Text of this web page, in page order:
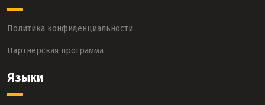
Политика конфиденциальности
Партнерская программа
Языки